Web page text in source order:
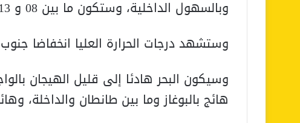
وبالسهول الداخلية، وستكون ما بين 08 و 13 درجة بباقي المناطق.
وستشهد درجات الحرارة العليا انخفاضا
وسيكون البحر هادئا إلى قليل الهيجان
هائج بالبوغاز وما بين طانطان والداخلة،